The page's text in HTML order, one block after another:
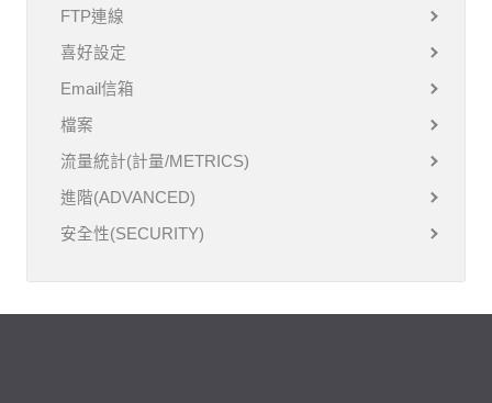
FTP連線
喜好設定
Email信箱
檔案
流量統計(計量/METRICS)
進階(ADVANCED)
安全性(SECURITY)